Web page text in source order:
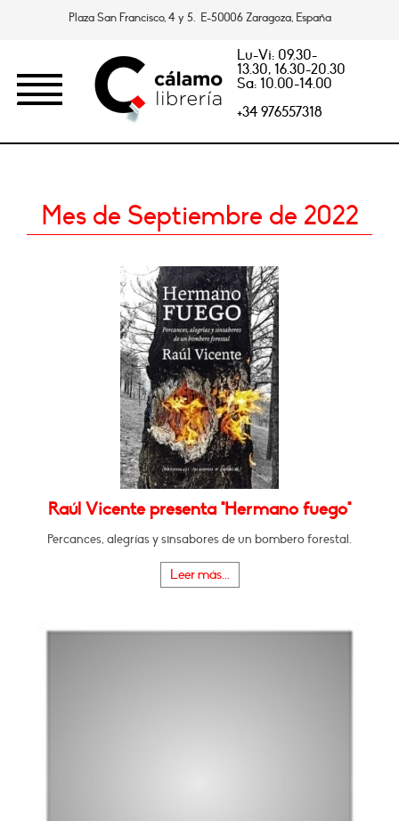
Plaza San Francisco, 4 y 5. E-50006 Zaragoza, España
Lu-Vi: 09.30-
13.30, 16.30-20.30
Sa: 10.00-14.00
+34 976557318
Mes de Septiembre de 2022
Raúl Vicente presenta "Hermano fuego"
Percances, alegrías y sinsabores de un bombero forestal.
Leer más...